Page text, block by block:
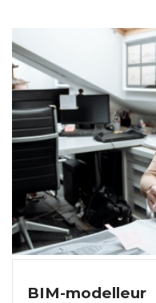
BIM-modelleur